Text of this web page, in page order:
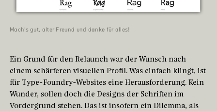
Mach’s gut, alter Freund und danke für alles!
Ein Grund für den Relaunch war der Wunsch nach
einem schärferen visuellen Profil. Was einfach klingt, ist
für Type-Foundry-Websites eine Herausforderung. Kein
Wunder, sollen doch die Designs der Schriften im
Vordergrund stehen. Das ist insofern ein Dilemma, als